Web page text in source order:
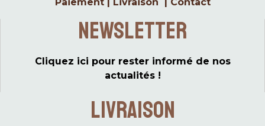
Newsletter
Cliquez ici pour rester informé de nos
actualités !
LIVRAISON